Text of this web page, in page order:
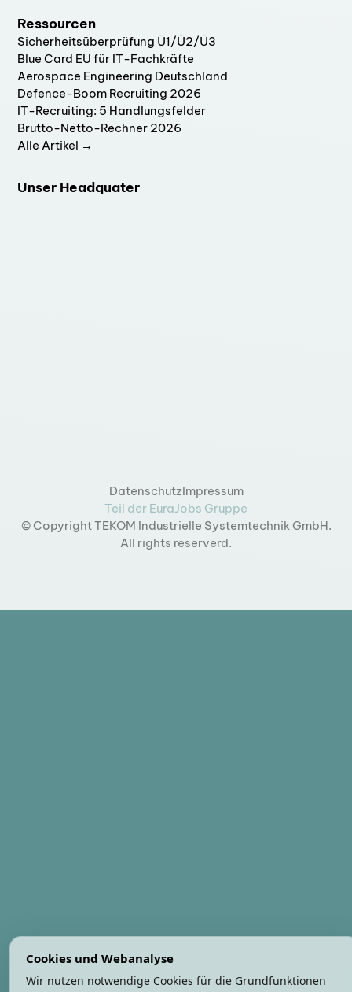
Cookies und Webanalyse
Wir nutzen notwendige Cookies für die Grundfunktionen
Ressourcen
Sicherheitsüberprüfung Ü1/Ü2/Ü3
Blue Card EU für IT-Fachkräfte
Aerospace Engineering Deutschland
Defence-Boom Recruiting 2026
IT-Recruiting: 5 Handlungsfelder
Brutto-Netto-Rechner 2026
Alle Artikel →
Unser Headquater
DatenschutzImpressum
Teil der EuraJobs Gruppe
© Copyright TEKOM Industrielle Systemtechnik GmbH.
All rights reserverd.